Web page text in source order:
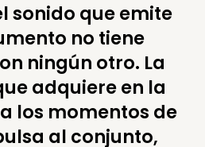
sonido que emite
no tiene
ningún otro. La
adquiere en la
los momentos de
al conjunto,